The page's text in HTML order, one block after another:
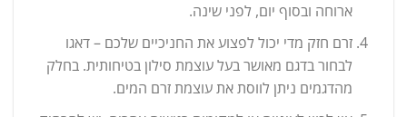
ארוחה ובסוף יום, לפני שינה.
זרם חזק מדי יכול לפצוע את החניכיים שלכם – דאגו
לבחור בדגם מאושר בעל עוצמת סילון בטיחותית. בחלק
מהדגמים ניתן לווסת את עוצמת זרם המים.